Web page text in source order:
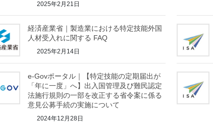
2025年2月21日
経済産業省｜製造業における特定技能外国
人材受入れに関する FAQ
2025年2月14日
e-Govポータル｜【特定技能の定期届出が
「年に一度」へ】出入国管理及び難民認定
法施行規則の一部を改正する省令案に係る
意見公募手続の実施について
2024年12月28日